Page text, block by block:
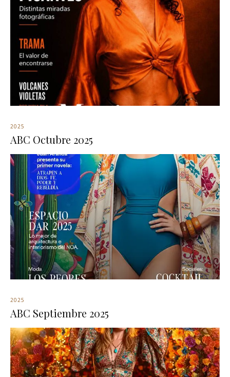
2025
ABC Octubre 2025
2025
ABC Septiembre 2025